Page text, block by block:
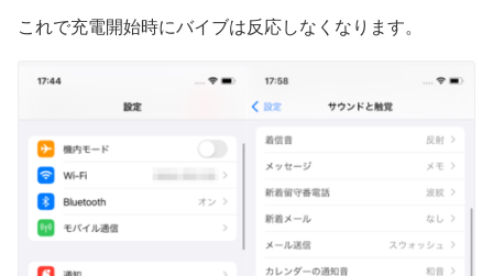
これで充電開始時にバイブは反応しなくなります。